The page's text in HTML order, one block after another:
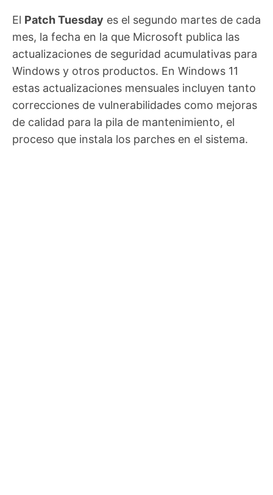
El Patch Tuesday es el segundo martes de cada
mes, la fecha en la que Microsoft publica las
actualizaciones de seguridad acumulativas para
Windows y otros productos. En Windows 11
estas actualizaciones mensuales incluyen tanto
correcciones de vulnerabilidades como mejoras
de calidad para la pila de mantenimiento, el
proceso que instala los parches en el sistema.